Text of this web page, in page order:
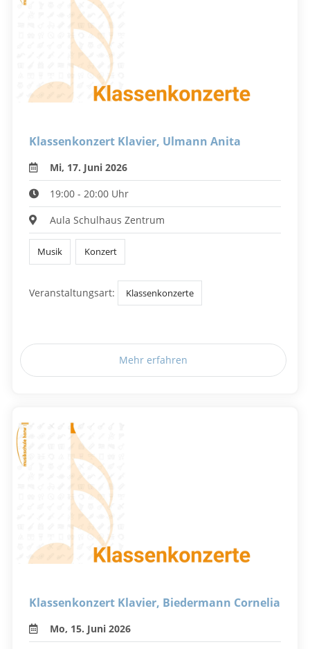
Klassenkonzert Klavier, Ulmann Anita
Mi, 17. Juni 2026
19:00 - 20:00 Uhr
Aula Schulhaus Zentrum
Musik Konzert
Veranstaltungsart: Klassenkonzerte
Mehr erfahren
Klassenkonzert Klavier, Biedermann Cornelia
Mo, 15. Juni 2026